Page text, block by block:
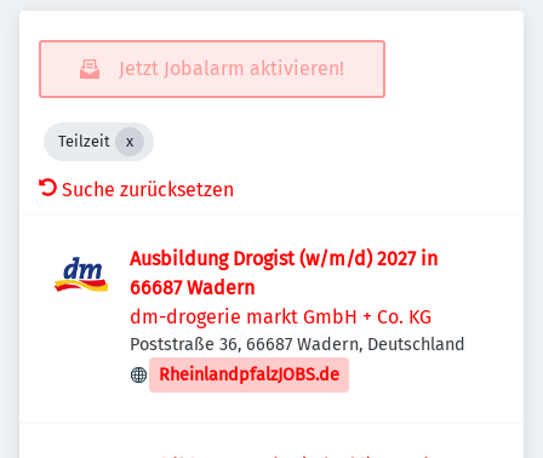
Jetzt Jobalarm aktivieren!
Teilzeit
Suche zurücksetzen
Ausbildung Drogist (w/m/d) 2027 in
66687 Wadern
dm-drogerie markt GmbH + Co. KG
Poststraße 36, 66687 Wadern, Deutschland
RheinlandpfalzJOBS.de